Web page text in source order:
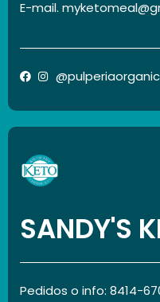
E-mail.
@pulperiaorganic
SANDY'S
Pedidos o info: 8414-